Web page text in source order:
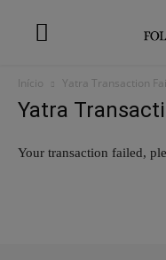
Início Yatra Transaction
Yatra
Your transaction failed,